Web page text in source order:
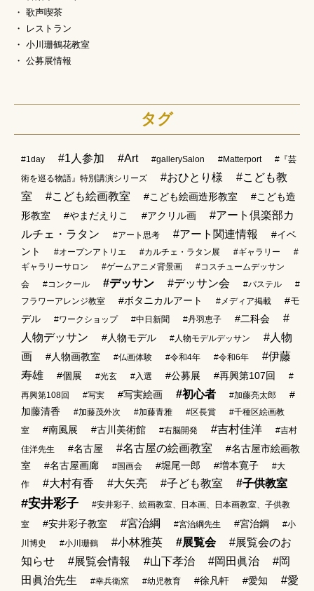
歌声喫茶
レストラン
小川珊鶴花教室
公募展情報
タグ
#1day #1人参加 #Art #gallerySalon #Matterport
#『芸
術を巡る物語』特別講演シリーズ
#おひとり様
#こども教
室
#こども絵画教室 #こども絵画造形教室
#こども造
形教室
#やまだえりこ #アクリル画
#アート倶楽部カ
ルチェ・ラタン
#アート思考 #アート関連情報
#イベ
ント
#オープンアトリエ #カルチェ・ラタン展 #ギャラリー
#
ギャラリーサロン
#ゲームアニメ背景画
#コスチュームデッサン
会
#コンクール #デッサン #デッサン会 #パステル
#
フラワーアレンジ教室
#ボタニカルアート #メディア掲載
#モ
デル
#ワークショップ #中日新聞 #丹羽恵子 #二科会
#
人物デッサン
#人物モデル #人物モデルデッサン
#人物
画
#人物画教室 #仏画体験 #令和4年 #令和6年
#伊藤
寿雄
#個展 #光玄 #入選 #公募展 #再興第107回
#
再興第108回
#写実 #写実絵画 #初心者 #加藤亮太郎
#
加藤清香
#加藤茂外次 #加藤青雅 #区長賞
#千種区絵画教
室
#南風展 #古川美術館 #右脳開発 #吉村佳洋
#吉村
佳洋先生
#名古屋 #名古屋の絵画教室
#名古屋市絵画教
室
#名古屋画廊 #国画会 #堀尾一郎 #増本寛子
#大
作
#大村有香 #大矢亮 #子ども教室 #子供教室
#安井彩子
#安井彩子、絵画教室、日本画、日本画教室、子供教
室
#安井彩子教室 #宮治綱 #宮治綱先生 #宮治鋼
#小
川博史
#小川珊鶴 #小林雅英 #展覧会
#展覧会のお
知らせ
#展覧会情報 #山下孝治 #岡田眞治
#岡
田眞治先生
#幸兵衛窯 #幼児教育 #徐凡軒 #愛知
#愛